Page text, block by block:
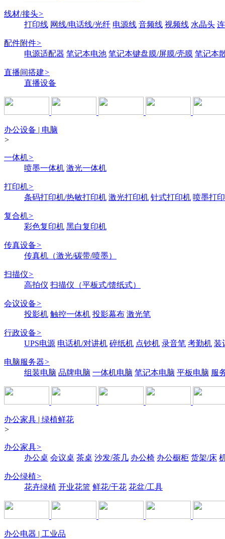
线材/接头>
打印线 网线/电话线/光纤 电源线 音频线 视频线 水晶头
配件附件>
电源适配器 笔记本电池 笔记本键盘膜/屏膜/壳膜 笔记本
直播间搭建>
直播设备
办公设备 | 电脑
>
一体机>
喷墨一体机 激光一体机
打印机>
条码打印机/热敏打印机 激光打印机 针式打印机 喷墨打
复合机>
彩色复印机 黑白复印机
传真设备>
传真机（激光/碳带/喷墨）
扫描仪>
高拍仪 扫描仪（平板式/馈纸式）
会议设备>
投影机 触控一体机 投影幕布 激光笔
行政设备>
UPS电源 电话机/对讲机 碎纸机 点钞机 录音笔 考勤机 装
电脑服务器>
组装电脑 品牌电脑 一体机电脑 笔记本电脑 平板电脑 服
办公家具 | 绿植鲜花
>
办公家具>
办公桌 会议桌 茶桌 沙发/茶几 办公椅 办公橱柜 货架/床
办公绿植>
花卉绿植 开业花篮 鲜花/干花 花盆/工具
办公电器 | 工业品